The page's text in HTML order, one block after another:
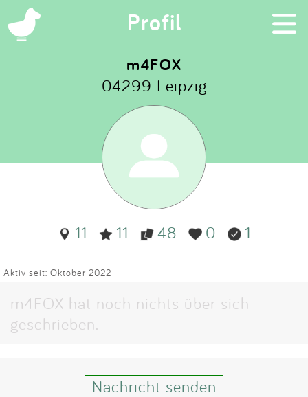
Profil ×
Suchen
Eintragen
App
Blog
Partner
Impressum
m4FOX
04299 Leipzig
11 11 48 0 1
Aktiv seit: Oktober 2022
m4FOX hat noch nichts über sich
geschrieben.
Nachricht senden